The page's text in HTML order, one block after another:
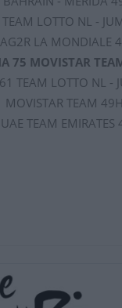
LOTTO NL -
LA
75 MOVISTAR
TEAM LOTTO
MOVISTAR TEAM
TEAM